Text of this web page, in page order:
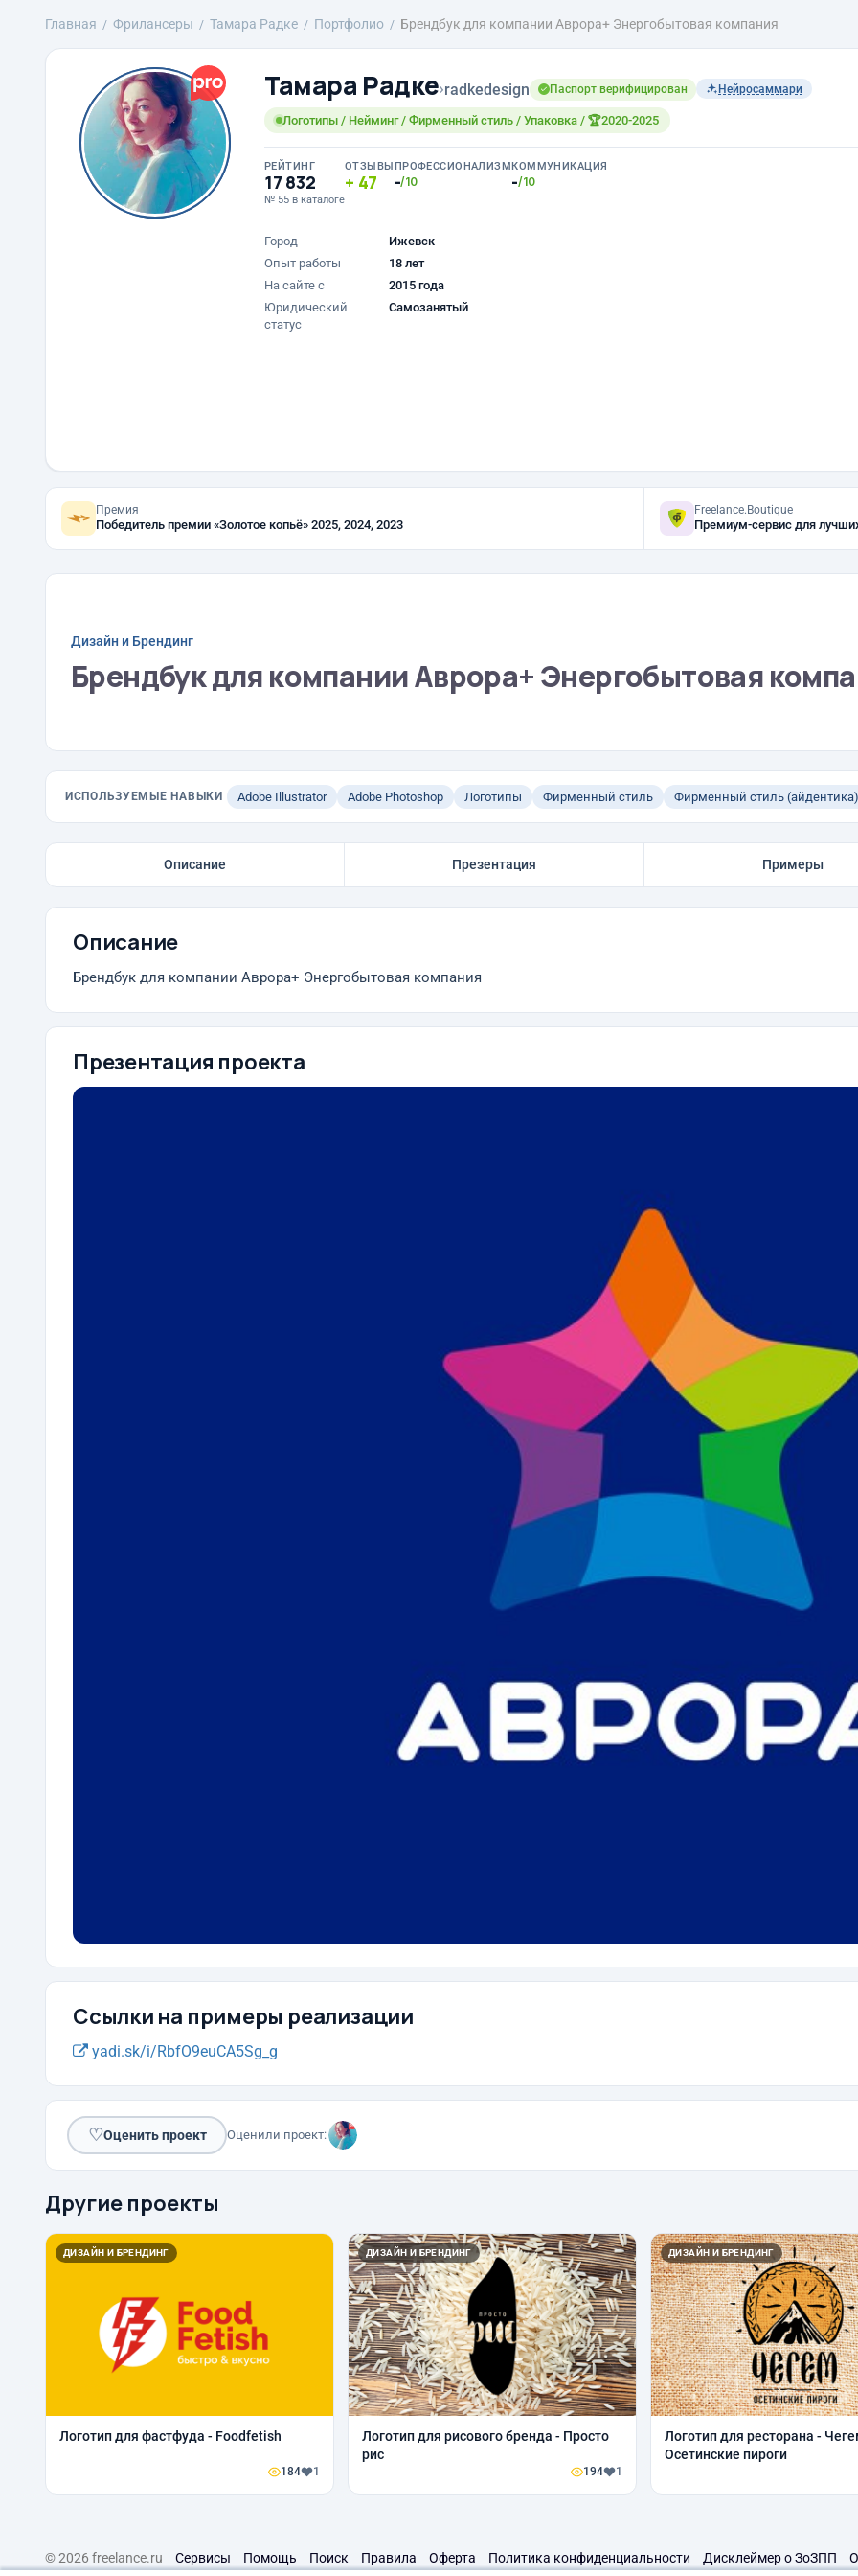
Главная Фрилансеры Тамара Радке Портфолио Брендбук для компании Аврора+ Энергобытовая компания
Тамара Радке›radkedesign Паспорт верифицирован Нейросаммари
Логотипы / Нейминг / Фирменный стиль / Упаковка / 🏆2020-2025
РЕЙТИНГ
17 832
№ 55 в каталоге
ОТЗЫВЫ
47
ПРОФЕССИОНАЛИЗМ
-/10
КОММУНИКАЦИЯ
-/10
Город
Ижевск
Опыт работы
18 лет
На сайте с
2015 года
Юридический
статус
Самозанятый
Премия
Победитель премии «Золотое копьё» 2025, 2024, 2023
Freelance.Boutique
Премиум-сервис для
Дизайн и Брендинг
Брендбук для компании Аврора+ Энергобытовая
ИСПОЛЬЗУЕМЫЕ НАВЫКИ Adobe Illustrator Adobe Photoshop Логотипы Фирменный стиль Фирменный стиль (айдентика)
Описание Презентация Примеры
Описание
Брендбук для компании Аврора+ Энергобытовая компания
Презентация проекта
Ссылки на примеры реализации
yadi.sk/i/RbfO9euCA5Sg_g
♡Оценить проект Оценили проект:
Другие проекты
ДИЗАЙН И БРЕНДИНГ
Логотип для фастфуда - Foodfetish
184 1
ДИЗАЙН И БРЕНДИНГ
Логотип для рисового бренда - Просто
рис
194 1
ДИЗАЙН И БРЕНДИНГ
Логотип для ресторана -
Осетинские пироги
© 2026 freelance.ru Сервисы Помощь Поиск Правила Оферта Политика конфиденциальности Дисклеймер о ЗоЗПП